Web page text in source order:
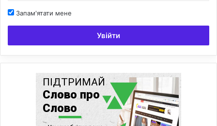
Запам'ятати мене
Увійти